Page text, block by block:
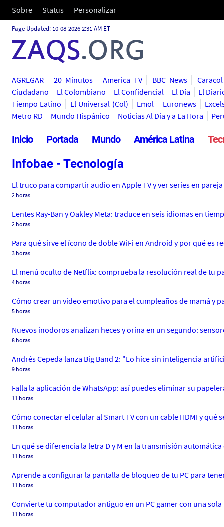
Sobre Status Personalizar
Page Updated: 10-08-2026 2:31 AM ET
AGREGAR 20 Minutos America TV BBC News
Ciudadano
El Colombiano El Confidencial El Día
El
Tiempo Latino
El Universal (Col) Emol Euronews
Metro RD
Mundo Hispánico Noticias Al Dia y a La Hora
Inicio Portada Mundo América Latina
Infobae - Tecnología
El truco para compartir audio en Apple TV y ver series en
2 horas
Lentes Ray-Ban y Oakley Meta: traduce en seis idiomas en
2 horas
Para qué sirve el ícono de doble WiFi en Android y por qué es
3 horas
El menú oculto de Netflix: comprueba la resolución real de tu
4 horas
Cómo crear un video emotivo para el cumpleaños de mamá y
5 horas
Nuevos inodoros analizan heces y orina en un segundo:
8 horas
Andrés Cepeda lanza Big Band 2: "Lo hice sin inteligencia
9 horas
Falla la aplicación de WhatsApp: así puedes eliminar su
11 horas
Cómo conectar el celular al Smart TV con un cable HDMI y qué
11 horas
En qué se diferencia la letra D y M en la transmisión
11 horas
Aprende a configurar la pantalla de bloqueo de tu PC para
11 horas
Convierte tu computador antiguo en un PC gamer con una
11 horas